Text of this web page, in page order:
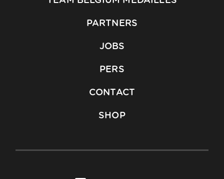
PARTNERS
JOBS
PERS
CONTACT
SHOP